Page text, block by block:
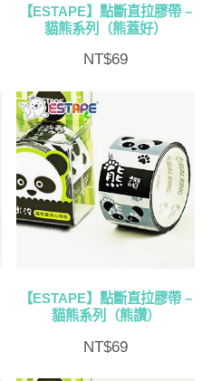
【ESTAPE】點斷直拉膠帶 –
貓熊系列（熊蓋好）
NT$69
【ESTAPE】點斷直拉膠帶 –
貓熊系列（熊讚）
NT$69